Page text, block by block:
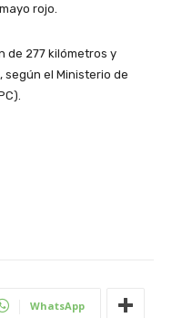
rojo.
de 277 kilómetros y
el Ministerio de
WhatsApp